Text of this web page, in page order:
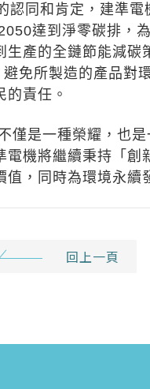
同和肯定，建準
達到淨零碳排，
產的全鏈節能減
免所製造的產品對
責任。
僅是一種榮耀，也
機將繼續秉持「
，同時為環境永續
回上一頁